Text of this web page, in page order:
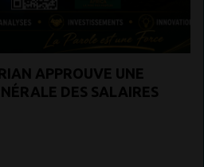
APPROUVE UNE
DES SALAIRES